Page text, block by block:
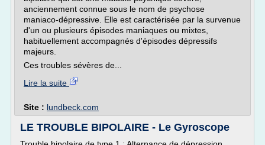
anciennement connue sous le nom de psychose
maniaco-dépressive. Elle est caractérisée par la survenue
d'un ou plusieurs épisodes maniaques ou mixtes,
habituellement accompagnés d'épisodes dépressifs
majeurs.
Ces troubles sévères de...
Lire la suite
Site : lundbeck.com
LE TROUBLE BIPOLAIRE - Le Gyroscope